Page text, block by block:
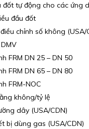
đốt tự động cho các ứng
đầu đốt
chỉnh số không (USA/
FRM DN 25 – DN 50
FRM DN 65 – DN 80
FRM-NOC
không/tỷ lệ
dây (USA/CDN)
bị dùng gas (USA/CDN)